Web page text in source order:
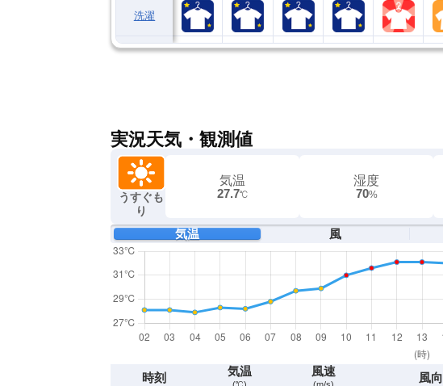
洗濯
実況天気・観測値
うすぐも
り
気温
27.7℃
湿度
70%
気温 風
時刻 気温 風速 風向